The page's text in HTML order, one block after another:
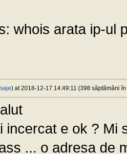
whois arata ip-ul
) at 2018-12-17 14:49:11 (398 săptămâni în
incercat e ok ? Mi
... o adresa de